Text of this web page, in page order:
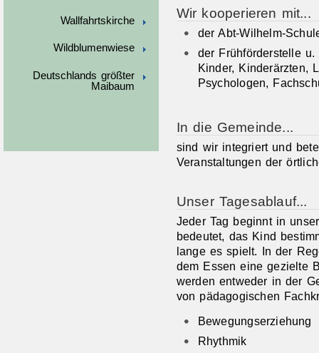
Wallfahrtskirche
Wildblumenwiese
Deutschlands größter
Maibaum
Wir kooperieren mit...
der Abt-Wilhelm-
der Frühförderstelle
Kinder, Kinderärzten,
Psychologen,
In die Gemeinde...
sind wir integriert und
Veranstaltungen der
Unser Tagesablauf...
Jeder Tag beginnt in
bedeutet, das Kind
lange es spielt. In der
dem Essen eine gezielte
werden entweder in der
von pädagogischen
Bewegungserziehung
Rhythmik